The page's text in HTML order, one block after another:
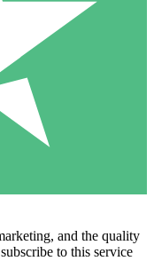
and the quality
to this service